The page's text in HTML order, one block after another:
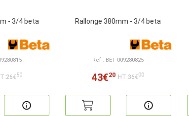
- 3/4 beta
50
Rallonge 380mm - 3/4 beta
Ref : BET 009280825
43€20 HT:36€00